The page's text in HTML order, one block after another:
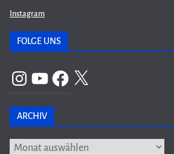
Instagram
FOLGE UNS
InstagramYouTubeFacebook
X
ARCHIV
Archiv